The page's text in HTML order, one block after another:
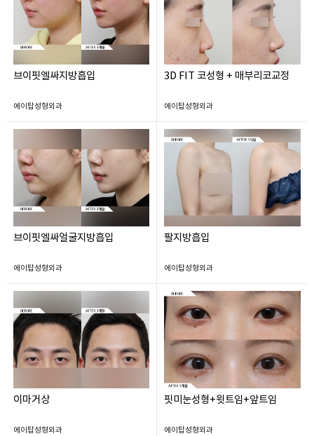
브이핏엘싸지방흡입
에이탑성형외과
3D FIT 코성형 + 매부리코교정
에이탑성형외과
브이핏엘싸얼굴지방흡입
에이탑성형외과
팔지방흡입
에이탑성형외과
이마거상
에이탑성형외과
핏미눈성형+윗트임+앞트임
에이탑성형외과